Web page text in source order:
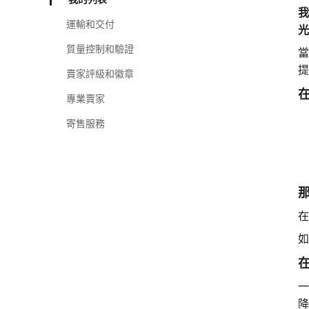
運輸和交付
質量控制和驗證
賣家評級和徽章
專業賣家
寄售服務